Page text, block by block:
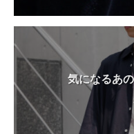
気になるあ